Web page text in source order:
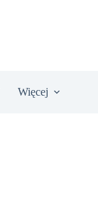
Więcej